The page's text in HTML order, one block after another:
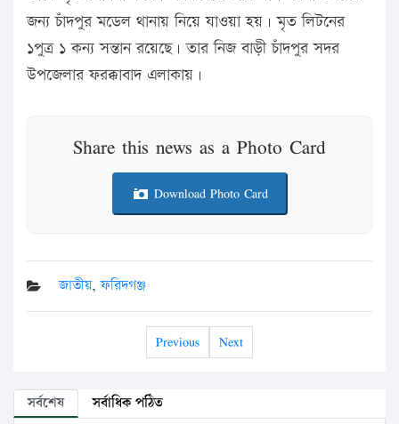
জন্য চাঁদপুর মডেল থানায় নিয়ে যাওয়া হয়। মৃত লিটনের
১পুত্র ১ কন্য সন্তান রয়েছে। তার নিজ বাড়ী চাঁদপুর সদর
উপজেলার ফরক্কাবাদ এলাকায়।
Share this news as a Photo Card
Download Photo Card
জাতীয়,ফরিদগঞ্জ
Previous Next
সর্বশেষ সর্বাধিক পঠিত